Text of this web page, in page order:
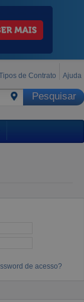
de Contrato Ajuda
de acesso?